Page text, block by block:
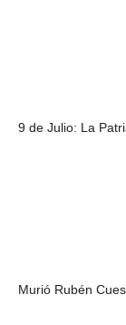
9 de Julio: La
Murió Rubén